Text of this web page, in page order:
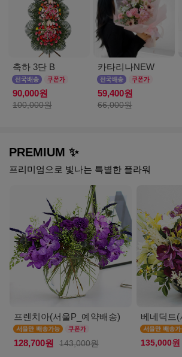
축하 3단 B
90,000원
100,000원
카타리나NEW
59,400원
66,000원
PREMIUM ✨
프리미엄으로 빛나는 특별한 플라워
프렌치아(서울P_예약배송)
128,700원 143,000원
베네딕트(
135,000원